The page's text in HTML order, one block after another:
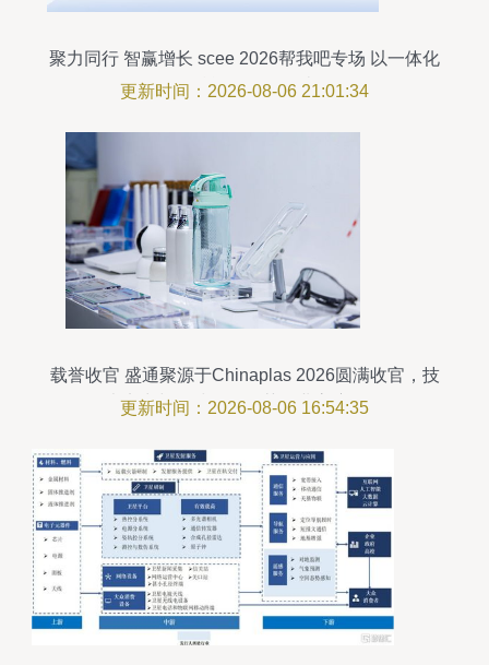
聚力同行 智赢增长 scee 2026帮我吧专场 以一体化
服务赋能伙伴创收破局
更新时间：2026-08-06 21:01:34
载誉收官 盛通聚源于Chinaplas 2026圆满收官，技
术实力与全球化服务获行业高度认可
更新时间：2026-08-06 16:54:35